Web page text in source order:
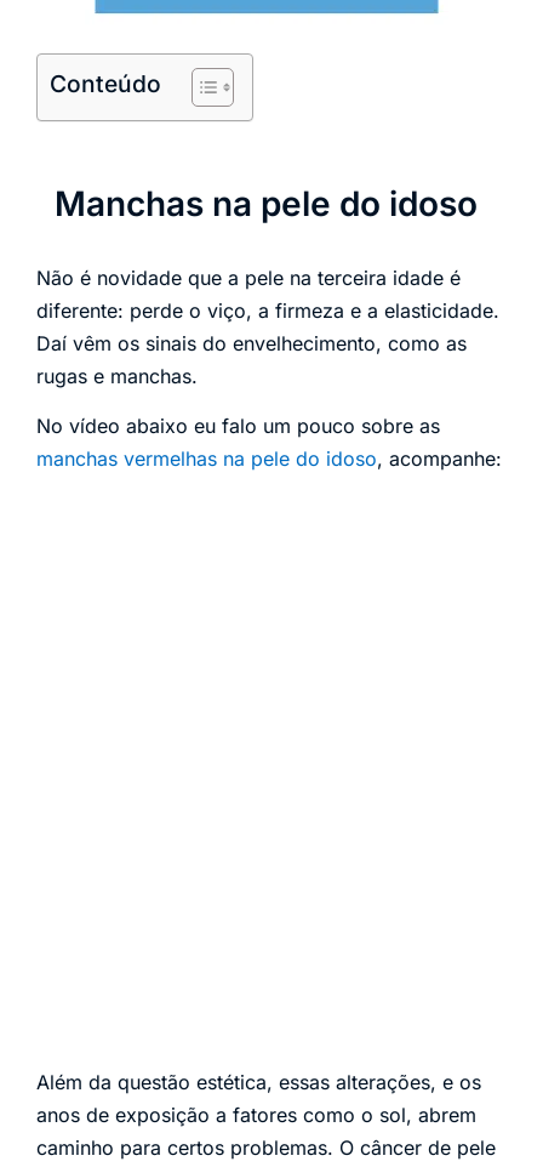
Conteúdo
Manchas na pele do idoso
Não é novidade que a pele na terceira idade é
diferente: perde o viço, a firmeza e a elasticidade.
Daí vêm os sinais do envelhecimento, como as
rugas e manchas.
No vídeo abaixo eu falo um pouco sobre as
manchas vermelhas na pele do idoso, acompanhe:
Além da questão estética, essas alterações, e os
anos de exposição a fatores como o sol, abrem
caminho para certos problemas. O câncer de pele